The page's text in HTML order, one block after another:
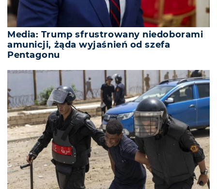
Media: Trump sfrustrowany niedoborami
amunicji, żąda wyjaśnień od szefa
Pentagonu